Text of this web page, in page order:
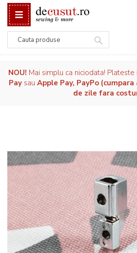
NOU! Mai simplu ca niciodata! Plateste
Pay sau Apple Pay, PayPo
de zile fara